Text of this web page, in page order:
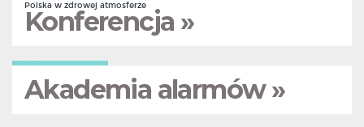
Polska w zdrowej atmosferze
Konferencja »
Akademia alarmów »